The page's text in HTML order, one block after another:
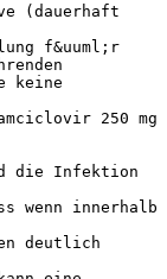
(dauerhaft
f&uuml;r
keine
250 mg
die Infektion
wenn innerhalb
deutlich